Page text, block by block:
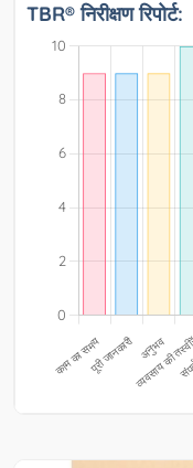
TBR® निरीक्षण रिपोर्ट: